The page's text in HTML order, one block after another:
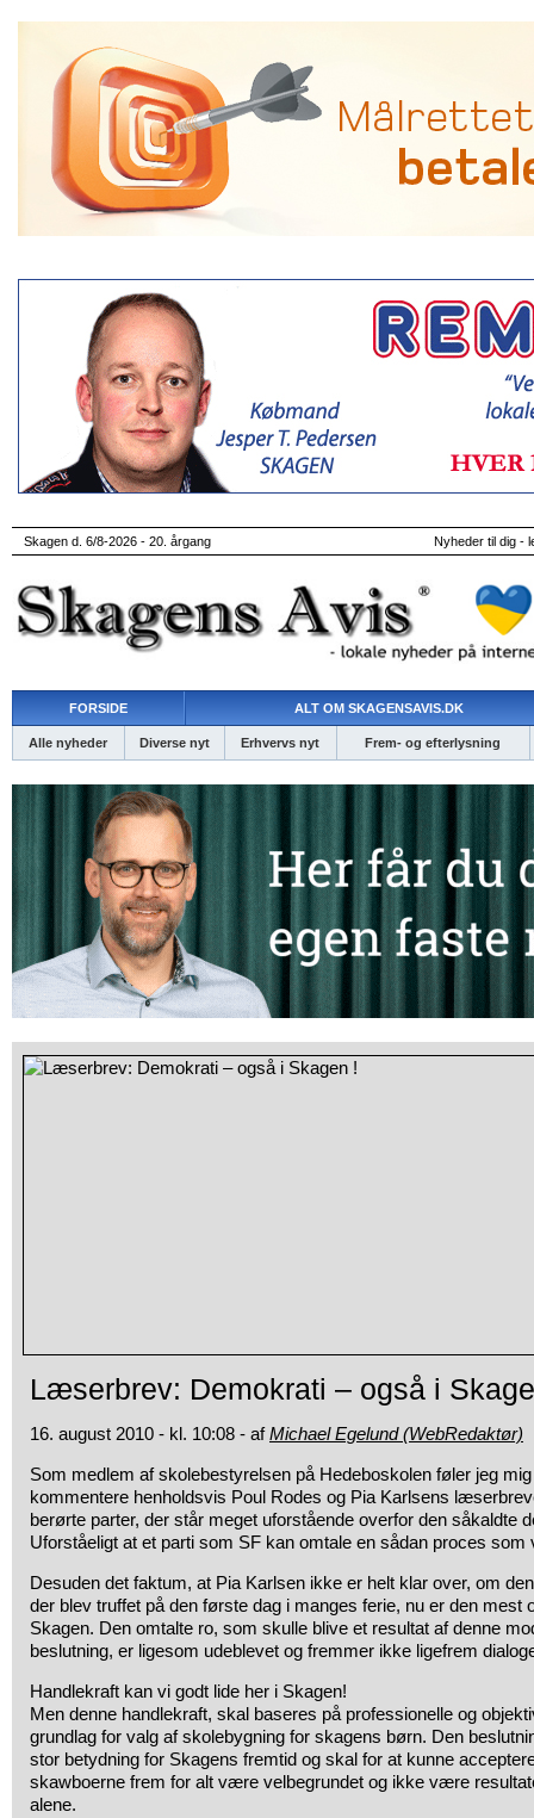
Skagen d. 6/8-2026 - 20. årgang Nyheder til dig -
FORSIDE ALT OM SKAGENSAVIS.DK
Alle nyheder Diverse nyt Erhvervs nyt Frem- og efterlysning
Læserbrev: Demokrati – også i
16. august 2010 - kl. 10:08 - afMichael Egelund (WebRedaktør)
Som medlem af skolebestyrelsen på Hedeboskolen føler jeg
kommentere henholdsvis Poul Rodes og Pia Karlsens
berørte parter, der står meget uforstående overfor den såkaldte
Uforståeligt at et parti som SF kan omtale en sådan proces
Desuden det faktum, at Pia Karlsen ikke er helt klar over, om
der blev truffet på den første dag i manges ferie, nu er den mest
Skagen. Den omtalte ro, som skulle blive et resultat af denne
beslutning, er ligesom udeblevet og fremmer ikke ligefrem
Handlekraft kan vi godt lide her i Skagen!
Men denne handlekraft, skal baseres på professionelle og
grundlag for valg af skolebygning for skagens børn. Den
stor betydning for Skagens fremtid og skal for at kunne
skawboerne frem for alt være velbegrundet og ikke være
alene.